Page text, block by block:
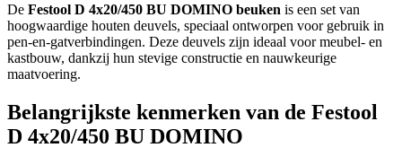
De Festool D 4x20/450 BU DOMINO beuken is een set van
hoogwaardige houten deuvels, speciaal ontworpen voor gebruik in
pen-en-gatverbindingen. Deze deuvels zijn ideaal voor meubel- en
kastbouw, dankzij hun stevige constructie en nauwkeurige
maatvoering.
Belangrijkste kenmerken van de Festool
D 4x20/450 BU DOMINO